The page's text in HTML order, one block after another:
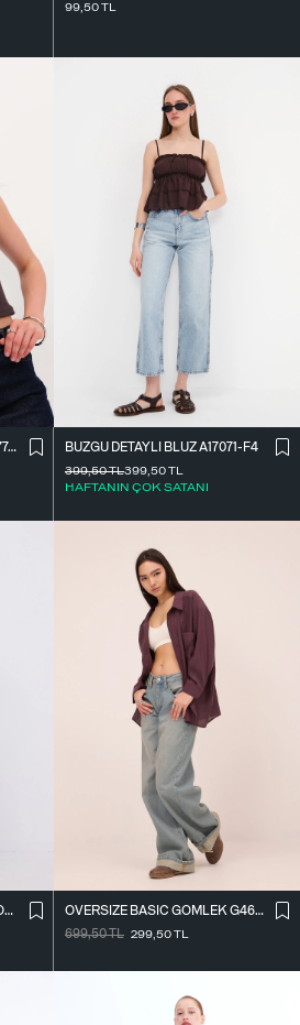
99,50TL
DÜĞMELI BASIC T-SHIRT P0377-K12
BÜZGÜ DETAYLI BLUZ A17071-F4
399,50TL
HAFTANIN ÇOK SATANI
399,50TL
ÖNDEN BAĞLAMALI PANTOLON PN16791-W12
OVERSIZE BASIC GÖMLEK G4612-Z2
699,50TL 299,50TL